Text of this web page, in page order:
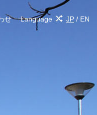
せ Language JP / EN